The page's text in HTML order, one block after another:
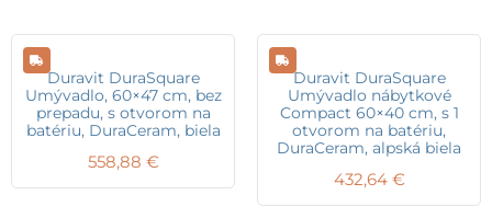
Duravit DuraSquare
Umývadlo, 60×47 cm, bez
prepadu, s otvorom na
batériu, DuraCeram, biela
558,88 €
Duravit DuraSquare
Umývadlo nábytkové
Compact 60×40 cm, s 1
otvorom na batériu,
DuraCeram, alpská biela
432,64 €